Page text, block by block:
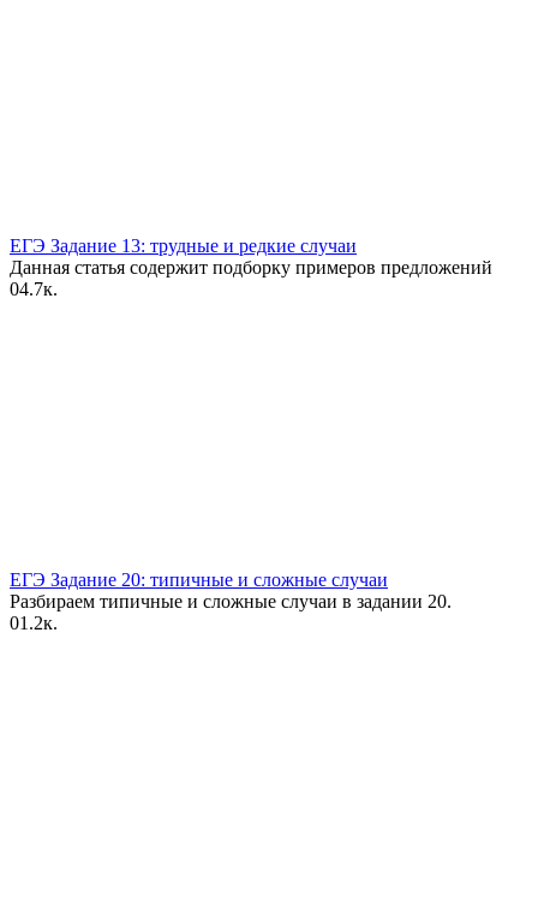
ЕГЭ Задание 13: трудные и редкие случаи
Данная статья содержит подборку примеров предложений
04.7к.
ЕГЭ Задание 20: типичные и сложные случаи
Разбираем типичные и сложные случаи в задании 20.
01.2к.